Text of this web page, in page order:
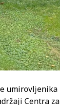
umirovljenika
Centra za